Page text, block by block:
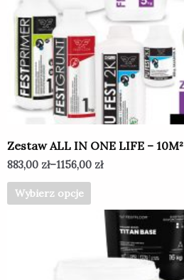
Zestaw ALL IN ONE LIFE – 10M²
883,00 zł–1156,00 zł
Wybierz opcje
wariantów.
Opcje
można
wybrać
stronie